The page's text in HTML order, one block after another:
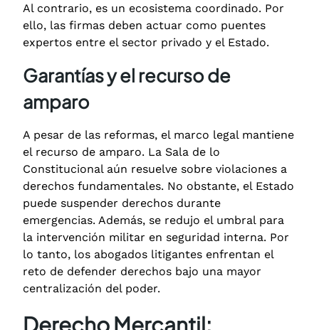
Al contrario, es un ecosistema coordinado. Por
ello, las firmas deben actuar como puentes
expertos entre el sector privado y el Estado.
Garantías y el recurso de
amparo
A pesar de las reformas, el marco legal mantiene
el recurso de amparo. La Sala de lo
Constitucional aún resuelve sobre violaciones a
derechos fundamentales. No obstante, el Estado
puede suspender derechos durante
emergencias. Además, se redujo el umbral para
la intervención militar en seguridad interna. Por
lo tanto, los abogados litigantes enfrentan el
reto de defender derechos bajo una mayor
centralización del poder.
Derecho Mercantil: